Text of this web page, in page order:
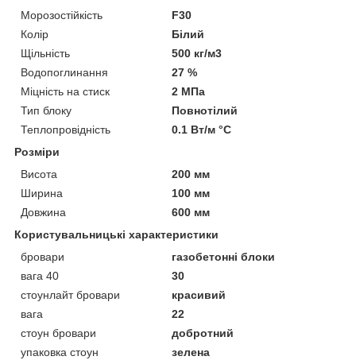
Морозостійкість
F30
Колір
Білий
Щільність
500 кг/м3
Водопоглинання
27 %
Міцність на стиск
2 МПа
Тип блоку
Повнотілий
Теплопровідність
0.1 Вт/м °С
Розміри
Висота
200 мм
Ширина
100 мм
Довжина
600 мм
Користувальницькі характеристики
бровари
газобетонні блоки
вага 40
30
стоунлайт бровари
красивий
вага
22
стоун бровари
добротний
упаковка стоун
зелена